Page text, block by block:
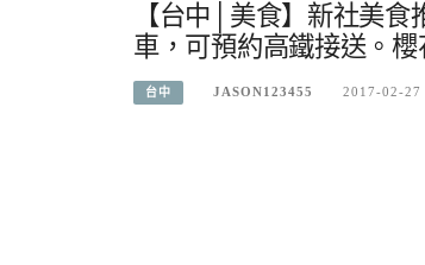
【台中│美食】新社美
車，可預約高鐵接送。
台中 JASON123455 2017-02-27